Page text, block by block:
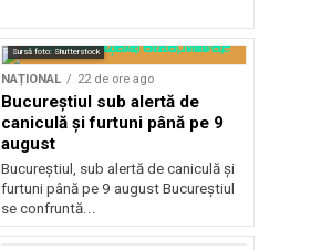
Sursă foto: Shutterstock
NAȚIONAL 22 de ore ago
Bucureștiul sub alertă de
caniculă și furtuni până pe 9
august
Bucureștiul, sub alertă de caniculă și
furtuni până pe 9 august Bucureștiul
se confruntă...